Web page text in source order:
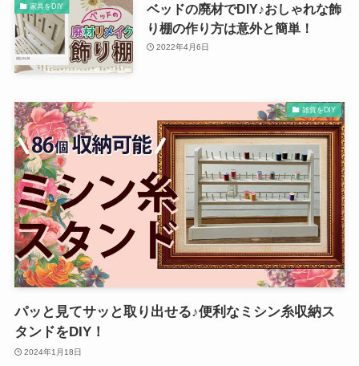
家具をDIY
ベッドの廃材でDIY♪おしゃれな飾
り棚の作り方は意外と簡単！
2022年4月6日
雑貨をDIY
パッと見てサッと取り出せる♪便利なミシン糸収納ス
タンドをDIY！
2024年1月18日